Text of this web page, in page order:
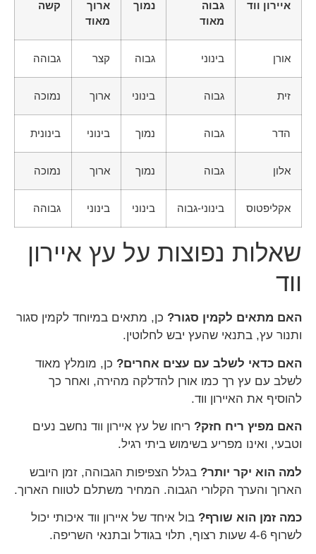
איירון ווד
גבוה
מאוד
נמוך
ארוך
מאוד
קשה
אורן בינוני גבוה קצר גבוהה
זית גבוה בינוני ארוך נמוכה
הדר גבוה נמוך בינוני בינונית
אלון גבוה נמוך ארוך נמוכה
אקליפטוס בינוני-גבוה בינוני בינוני גבוהה
שאלות נפוצות על עץ איירון
ווד
האם מתאים לקמין סגור? כן, מתאים במיוחד לקמין סגור
ותנור עץ, בתנאי שהעץ יבש לחלוטין.
האם כדאי לשלב עם עצים אחרים? כן, מומלץ מאוד
לשלב עם עץ רך כמו אורן להדלקה מהירה, ואחר כך
להוסיף את האיירון ווד.
האם מפיץ ריח חזק? ריחו של עץ איירון ווד נחשב נעים
וטבעי, ואינו מפריע בשימוש ביתי רגיל.
למה הוא יקר יותר? בגלל הצפיפות הגבוהה, זמן היובש
הארוך והערך הקלורי הגבוה. המחיר משתלם לטווח הארוך.
כמה זמן הוא שורף? בול איחד של איירון ווד איכותי יכול
לשרוף 4-6 שעות רצוף, תלוי בגודל ובתנאי השריפה.